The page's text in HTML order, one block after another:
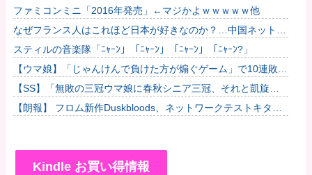
ﾝ?」他
ファミコンミニ「2016年発売」←マジかよｗｗｗｗｗ他
なぜフランス人はこれほど日本が好きなのか？…中国ネット
「中国と北朝鮮を除いて日本が好き」！
スティルの音楽隊「ﾆｬｰﾝ」「ﾆｬｰﾝ」「ﾆｬｰﾝ」「ﾆｬｰﾝ?」
【ウマ娘】「じゃんけんで負けた方が煽ぐゲーム」で10連敗中
のゼファー
【SS】「無敗の三冠ウマ娘に春秋シニア三冠、それと凱旋門
で勝利したら結婚してもいいよ」と担当ウマ娘に発言した普通
のトレー...
【朗報】 フロム新作Duskbloods、ネットワークテストキタ
Kindle お買い得情報